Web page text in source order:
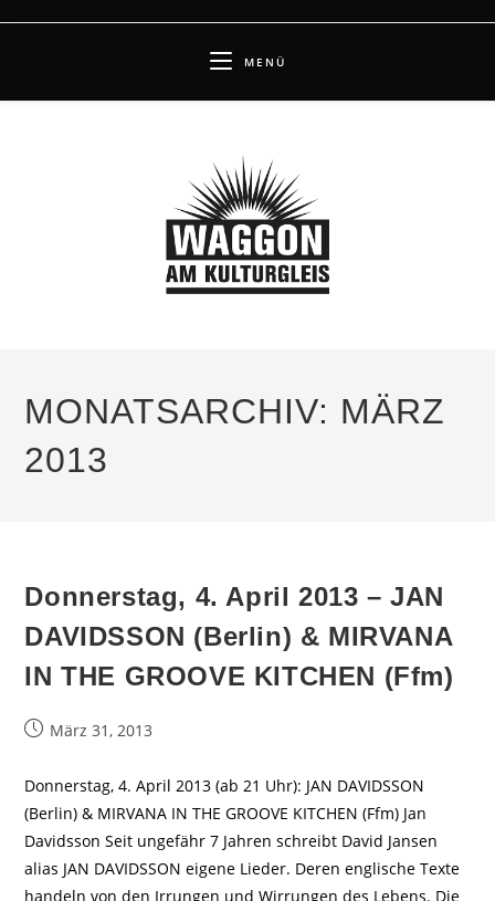
MENÜ
MONATSARCHIV: MÄRZ
2013
Donnerstag, 4. April 2013 – JAN
DAVIDSSON (Berlin) & MIRVANA
IN THE GROOVE KITCHEN (Ffm)
BeitragMärz 31, 2013
Donnerstag, 4. April 2013 (ab 21 Uhr): JAN DAVIDSSON
(Berlin) & MIRVANA IN THE GROOVE KITCHEN (Ffm) Jan
Davidsson Seit ungefähr 7 Jahren schreibt David Jansen
alias JAN DAVIDSSON eigene Lieder. Deren englische Texte
handeln von den Irrungen und Wirrungen des Lebens. Die